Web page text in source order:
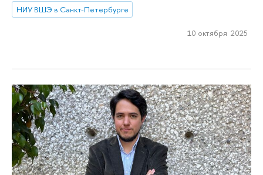
НИУ ВШЭ в Санкт-Петербурге
10 октября 2025